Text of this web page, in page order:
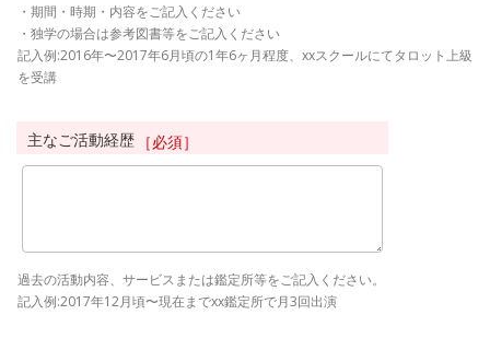
・期間・時期・内容をご記入ください
・独学の場合は参考図書等をご記入ください
記入例:2016年〜2017年6月頃の1年6ヶ月程度、xxスクールにてタロット上級
を受講
主なご活動経歴 ［必須］
過去の活動内容、サービスまたは鑑定所等をご記入ください。
記入例:2017年12月頃〜現在までxx鑑定所で月3回出演